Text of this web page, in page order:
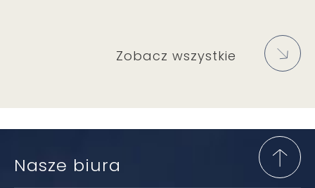
Zobacz wszystkie
Nasze biura